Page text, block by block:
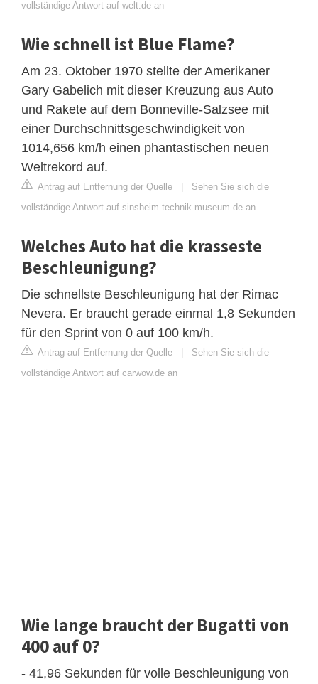
vollständige Antwort auf welt.de an
Wie schnell ist Blue Flame?
Am 23. Oktober 1970 stellte der Amerikaner
Gary Gabelich mit dieser Kreuzung aus Auto
und Rakete auf dem Bonneville-Salzsee mit
einer Durchschnittsgeschwindigkeit von
1014,656 km/h einen phantastischen neuen
Weltrekord auf.
Antrag auf Entfernung der Quelle | Sehen Sie sich die
vollständige Antwort auf sinsheim.technik-museum.de an
Welches Auto hat die krasseste
Beschleunigung?
Die schnellste Beschleunigung hat der Rimac
Nevera. Er braucht gerade einmal 1,8 Sekunden
für den Sprint von 0 auf 100 km/h.
Antrag auf Entfernung der Quelle | Sehen Sie sich die
vollständige Antwort auf carwow.de an
Wie lange braucht der Bugatti von
400 auf 0?
- 41,96 Sekunden für volle Beschleunigung von